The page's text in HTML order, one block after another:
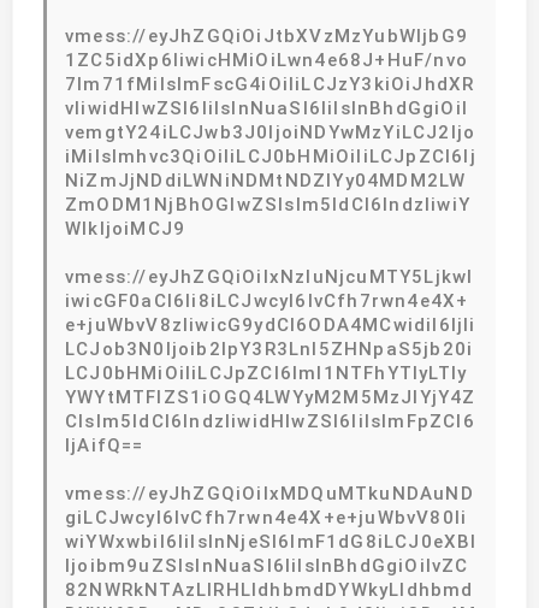
vmess://eyJhZGQiOiJtbXVzMzYubWljbG9
1ZC5idXp6IiwicHMiOiLwn4e68J+HuF/nvo
7lm71fMiIsImFscG4iOiIiLCJzY3kiOiJhdXR
vIiwidHlwZSI6IiIsInNuaSI6IiIsInBhdGgiOiI
vemgtY24iLCJwb3J0IjoiNDYwMzYiLCJ2Ijo
iMiIsImhvc3QiOiIiLCJ0bHMiOiIiLCJpZCI6Ij
NiZmJjNDdiLWNiNDMtNDZlYy04MDM2LW
ZmODM1NjBhOGIwZSIsIm5ldCI6IndzIiwiY
WlkIjoiMCJ9
vmess://eyJhZGQiOiIxNzIuNjcuMTY5LjkwI
iwicGF0aCI6Ii8iLCJwcyI6IvCfh7rwn4e4X+
e+juWbvV8zIiwicG9ydCI6ODA4MCwidiI6IjIi
LCJob3N0Ijoib2lpY3R3Lnl5ZHNpaS5jb20i
LCJ0bHMiOiIiLCJpZCI6ImI1NTFhYTIyLTIy
YWYtMTFlZS1iOGQ4LWYyM2M5MzJlYjY4Z
CIsIm5ldCI6IndzIiwidHlwZSI6IiIsImFpZCI6
IjAifQ==
vmess://eyJhZGQiOiIxMDQuMTkuNDAuND
giLCJwcyI6IvCfh7rwn4e4X+e+juWbvV80Ii
wiYWxwbiI6IiIsInNjeSI6ImF1dG8iLCJ0eXBl
Ijoibm9uZSIsInNuaSI6IiIsInBhdGgiOiIvZC
82NWRkNTAzLlRHLldhbmdDYWkyLldhbmd